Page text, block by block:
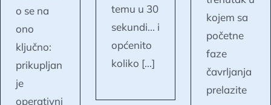
o se na
ono
ključno:
prikupljan
je
operativni
temu u 30
sekundi... i
općenito
koliko [...]
kojem sa
početne
faze
čavrljanja
prelazite